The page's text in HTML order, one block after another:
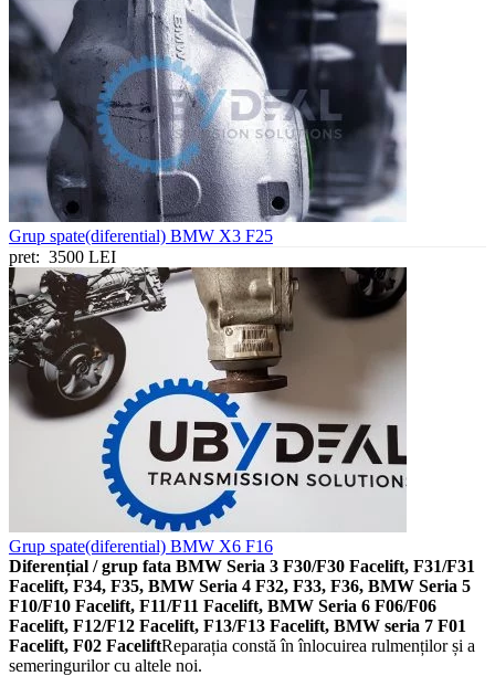
Grup spate(diferential) BMW X3 F25
pret: 3500 LEI
Grup spate(diferential) BMW X6 F16
Diferențial / grup fata BMW Seria 3 F30/F30 Facelift, F31/F31
Facelift, F34, F35, BMW Seria 4 F32, F33, F36, BMW Seria 5
F10/F10 Facelift, F11/F11 Facelift, BMW Seria 6 F06/F06
Facelift, F12/F12 Facelift, F13/F13 Facelift, BMW seria 7 F01
Facelift, F02 Facelift​Reparația constă în înlocuirea rulmenților și a
semeringurilor cu altele noi.